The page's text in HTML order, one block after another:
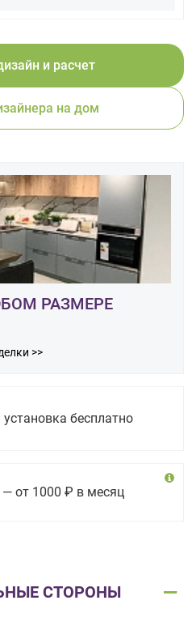
и расчет
на дом
РАЗМЕРЕ
>>
бесплатно
от 1000 ₽ в месяц
СТОРОНЫ